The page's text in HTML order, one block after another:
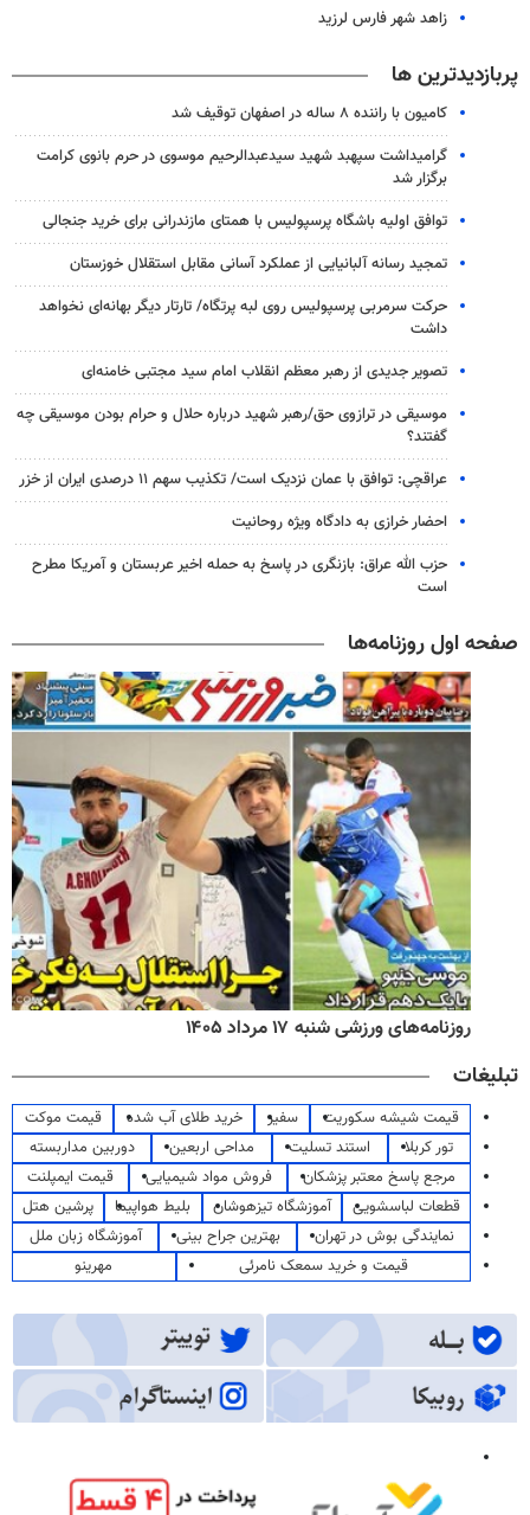
زاهد شهر فارس لرزید
پربازدیدترین ها
کامیون با راننده ۸ ساله در اصفهان توقیف شد
گرامیداشت سپهبد شهید سیدعبدالرحیم موسوی در حرم بانوی کرامت
برگزار شد
توافق اولیه باشگاه پرسپولیس با همتای مازندرانی برای خرید جنجالی
تمجید رسانه آلبانیایی از عملکرد آسانی مقابل استقلال خوزستان
حرکت سرمربی پرسپولیس روی لبه پرتگاه/ تارتار دیگر بهانه‌ای نخواهد
داشت
تصویر جدیدی از رهبر معظم انقلاب امام سید مجتبی خامنه‌ای
موسیقی در ترازوی حق/رهبر شهید درباره حلال و حرام بودن موسیقی چه
گفتند؟
عراقچی: توافق با عمان نزدیک است/ تکذیب سهم ۱۱ درصدی ایران از خزر
احضار خرازی به دادگاه ویژه روحانیت
حزب الله عراق: بازنگری در پاسخ به حمله اخیر عربستان و آمریکا مطرح
است
صفحه اول روزنامه‌ها
روزنامه‌های ورزشی شنبه ۱۷ مرداد ۱۴۰۵
تبلیغات
قیمت شیشه سکوریت سفیر خرید طلای آب شده
قیمت موکت
تور کربلا
استند تسلیت مداحی اربعین
دوربین مداربسته
مرجع پاسخ معتبر پزشکان
فروش مواد شیمیایی
قیمت ایمپلنت
قطعات لباسشویی
آموزشگاه تیزهوشان بلیط هواپیما
پرشین هتل
نمایندگی بوش در تهران
بهترین جراح بینی
آموزشگاه زبان ملل
قیمت و خرید سمعک نامرئی
مهرینو